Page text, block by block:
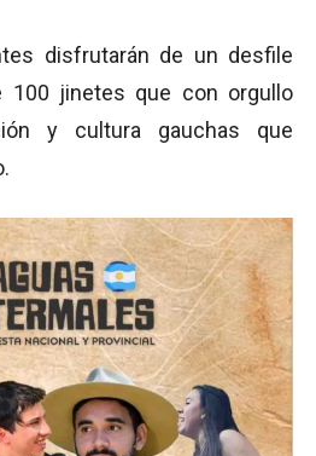
disfrutarán de un desfile
100 jinetes que con orgullo
y cultura gauchas que